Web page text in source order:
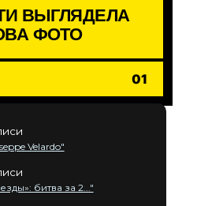
ВЫГЛЯДЕЛА
ФОТО
01
Velardo"
битва за 2..."